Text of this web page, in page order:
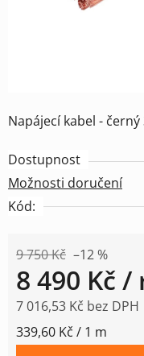
Napájecí kabel -
Dostupnost
Možnosti doručení
Kód:
9 750 Kč –12 %
8 490 Kč /
7 016,53 Kč bez DPH
Měrná cena:
339,60 Kč / 1 m